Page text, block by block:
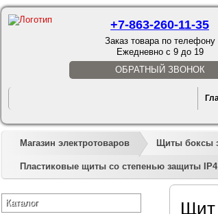
+7-863-260-11-35
Заказ товара по телефону
Ежедневно с 9 до 19
ОБРАТНЫЙ ЗВОНОК
Магазин электротоваров Щиты боксы
Пластиковые щиты со степенью защиты
Каталог Щит